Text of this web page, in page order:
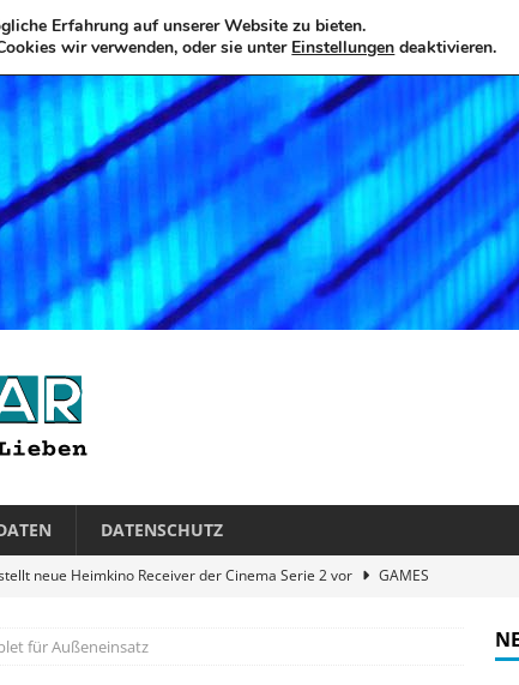
DATENSCHUTZ
neue Heimkino Receiver der Cinema Serie 2 vor
GAMES
3-in-1 Magnetic Charging Station im Test: Eine Ladestation für
für Außeneinsatz
Erfahrung auf unserer Website zu bieten.
wir verwenden, oder sie unter Einstellungen deaktivieren.